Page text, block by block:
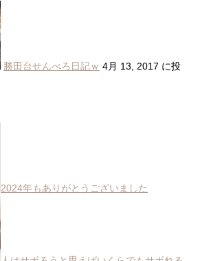
勝田台せんべろ日記ｗ 4月 13, 2017 に投
2024年もありがとうございました